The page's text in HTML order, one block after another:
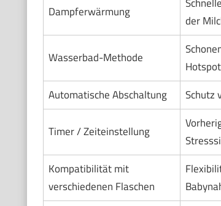
Dampferwärmung
der
Wasserbad-Methode
Automatische Abschaltung Schutz
Timer / Zeiteinstellung
Kompatibilität mit
verschiedenen Flaschen